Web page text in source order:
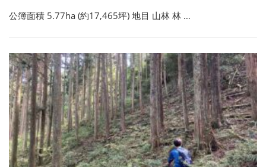
公簿面積 5.77ha (約17,465坪) 地目 山林 林 …